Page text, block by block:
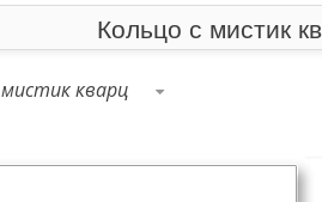
Кольцо с мистик
мистик кварц